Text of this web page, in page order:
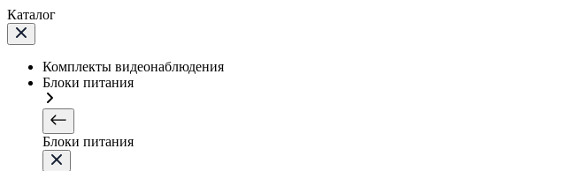
Каталог
Комплекты видеонаблюдения
Блоки питания
Блоки питания